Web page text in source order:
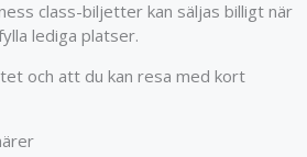
class-biljetter kan säljas billigt när
lediga platser.
och att du kan resa med kort